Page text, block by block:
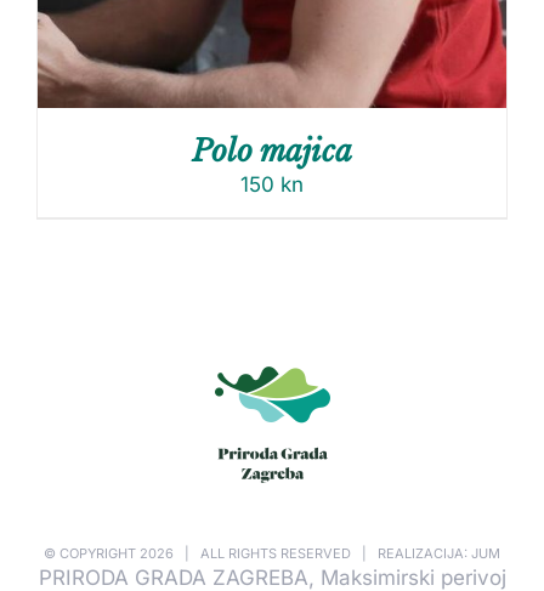
Polo majica
150 kn
© COPYRIGHT 2026 | ALL RIGHTS RESERVED | REALIZACIJA: JUM
PRIRODA GRADA ZAGREBA, Maksimirski perivoj